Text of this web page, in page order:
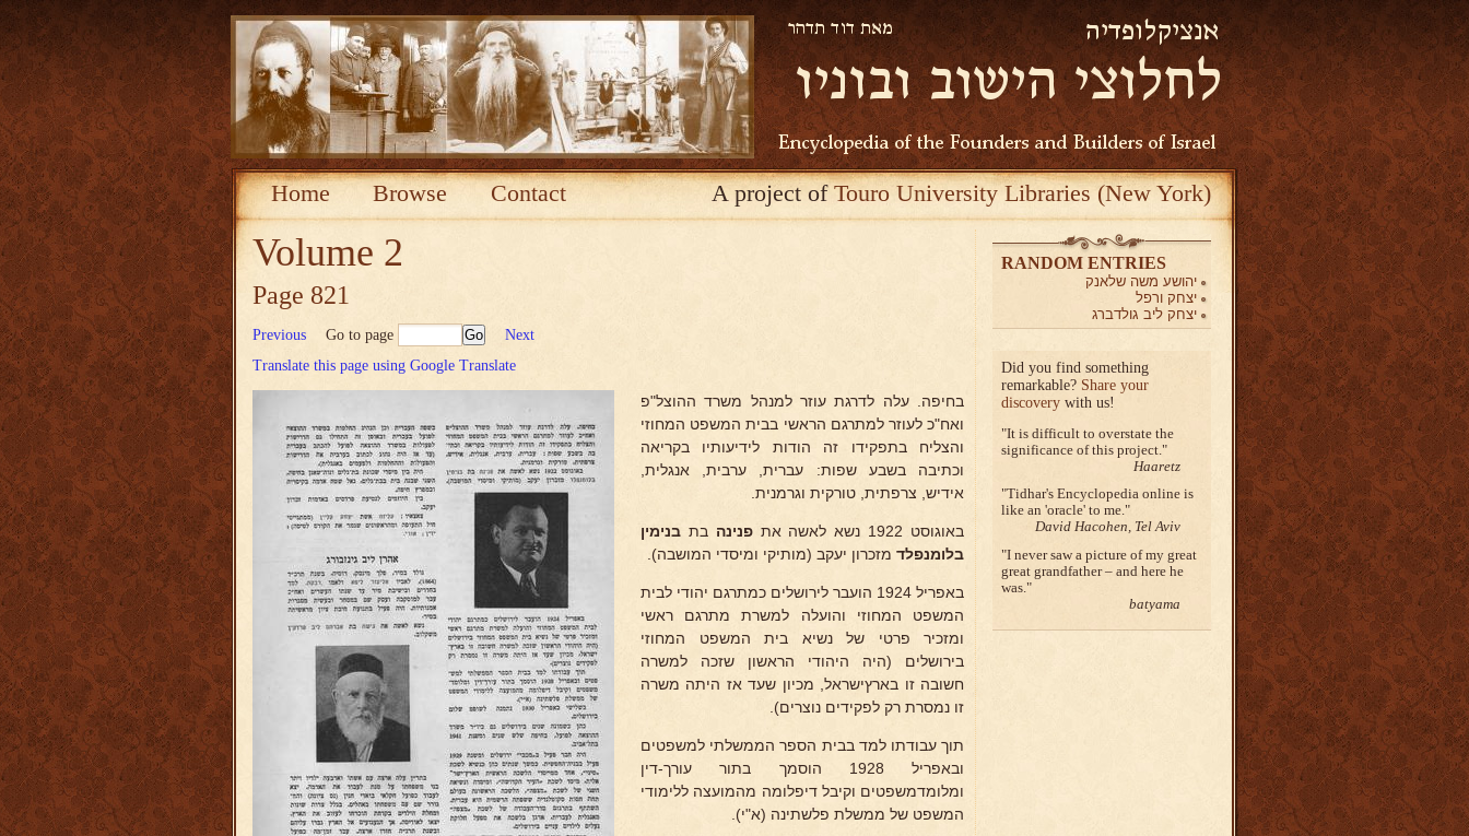
Home Browse Contact A project ofTouro University Libraries (New York)
Volume 2
Page 821
Previous Go to page
Next
Translate this page using Google Translate
בחיפה. עלה לדרגת עוזר למנהל משרד ההוצל"פ
ואח"כ לעוזר למתרגם הראשי בבית המשפט המחוזי
והצליח בתפקידו זה הודות לידיעותיו בקריאה
וכתיבה בשבע שפות: עברית, ערבית, אנגלית,
אידיש, צרפתית, טורקית וגרמנית.
באוגוסט 1922 נשא לאשה את פנינה בת בנימין
בלומנפלד מזכרון יעקב (מותיקי ומיסדי המושבה).
באפריל 1924 הועבר לירושלים כמתרגם יהודי לבית
המשפט המחוזי והועלה למשרת מתרגם ראשי
ומזכיר פרטי של נשיא בית המשפט המחוזי
בירושלים (היה היהודי הראשון שזכה למשרה
חשובה זו בארץישראל, מכיון שעד אז היתה משרה
זו נמסרת רק לפקידים נוצרים).
תוך עבודתו למד בבית הספר הממשלתי למשפטים
ובאפריל 1928 הוסמך בתור עורך-דין
ומלומדמשפטים וקיבל דיפלומה מהמועצה ללימודי
המשפט של ממשלת פלשתינה (א"י).
RANDOM ENTRIES
יהושע משה שלאנק
יצחק ורפל
יצחק ליב גולדברג
Did you find something
remarkable? Share your
discovery with us!
It is difficult to overstate the
significance of this project.
Haaretz
Tidhar's Encyclopedia online is
like an 'oracle' to me.
David Hacohen, Tel Aviv
I never saw a picture of my great
great grandfather – and here he
was.
batyama